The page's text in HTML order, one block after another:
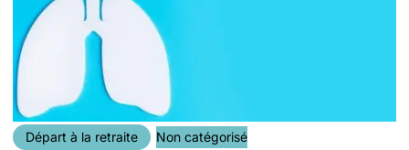
Départ à la retraite Non catégorisé